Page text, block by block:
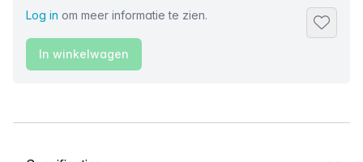
Log in om meer informatie te zien.
In winkelwagen
Selecteer een tabblad